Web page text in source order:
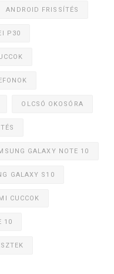
ANDROID FRISSÍTÉS
P30
OLCSÓ OKOSÓRA
GALAXY NOTE 10
GALAXY S10
CUCCOK
10